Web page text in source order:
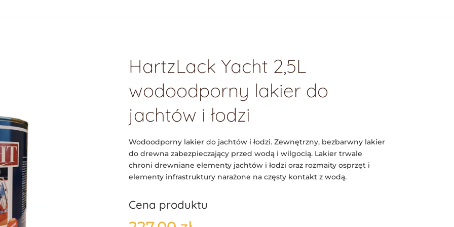
HartzLack Yacht 2,5L
wodoodporny lakier do
jachtów i łodzi
Wodoodporny lakier do jachtów i łodzi. Zewnętrzny, bezbarwny lakier
do drewna zabezpieczający przed wodą i wilgocią. Lakier trwale
chroni drewniane elementy jachtów i łodzi oraz rozmaity osprzęt i
elementy infrastruktury narażone na częsty kontakt z wodą.
Cena produktu